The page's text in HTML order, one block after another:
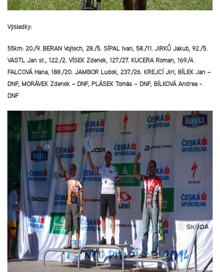
Výsledky:
55km: 20./9. BERAN Vojtěch, 28./5. ŠÍPAL Ivan, 58./11. JIRKŮ Jakub, 92./5.
VASTL Jan st., 122./2. VÍŠEK Zdeněk, 127./27. KUČERA Roman, 169./4.
FALCOVÁ Hana, 188./20. JAMBOR Luděk, 237./26. KREJČÍ Jiří, BÍLEK Jan –
DNF, MORÁVEK Zdeněk – DNF, PLÁŠEK Tomáš – DNF, BÍLKOVÁ Andrea -
DNF